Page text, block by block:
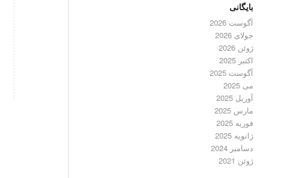
بایگانی
آگوست 2026
جولای 2026
ژوئن 2026
اکتبر 2025
آگوست 2025
می 2025
آوریل 2025
مارس 2025
فوریه 2025
ژانویه 2025
دسامبر 2024
ژوئن 2021